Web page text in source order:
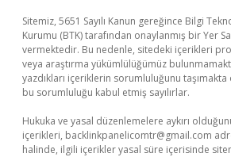
Sitemiz, 5651 Sayılı Kanun gereğince Bilgi
Kurumu (BTK) tarafından onaylanmış bir Yer
vermektedir. Bu nedenle, sitedeki içerikleri
veya araştırma yükümlülüğümüz
yazdıkları içeriklerin sorumluluğunu
bu sorumluluğu kabul etmiş sayılırlar.
Hukuka ve yasal düzenlemelere aykırı
içerikleri, backlinkpanelicomtr@gmail.com
halinde, ilgili içerikler yasal süre içerisinde